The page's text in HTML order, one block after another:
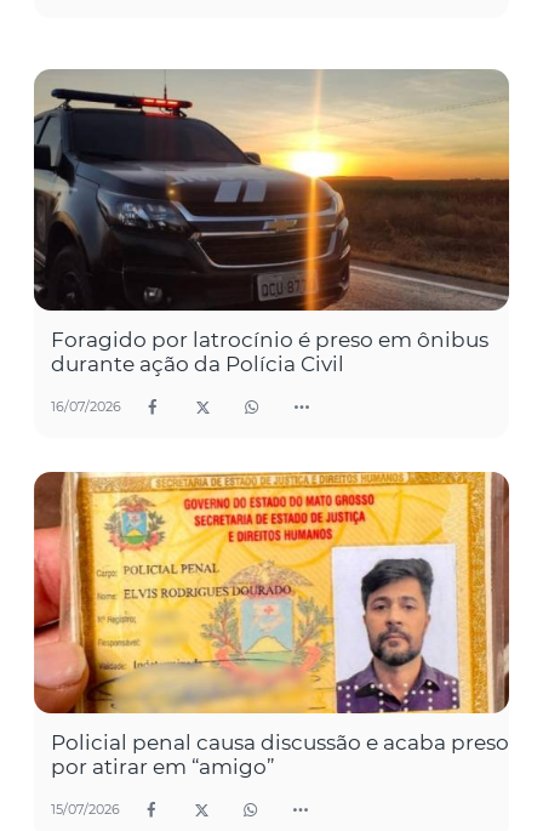
Foragido por latrocínio é preso em ônibus
durante ação da Polícia Civil
16/07/2026
Policial penal causa discussão e acaba preso
por atirar em “amigo”
15/07/2026